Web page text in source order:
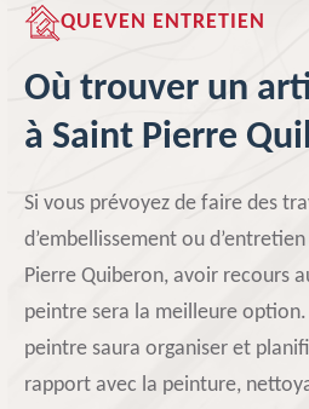
QUEVEN ENTRETIEN
Où trouver un
à Saint Pierre
Si vous prévoyez de faire des
d’embellissement ou
Pierre Quiberon, avoir recours
peintre sera la meilleure
peintre saura organiser et
rapport avec la peinture,